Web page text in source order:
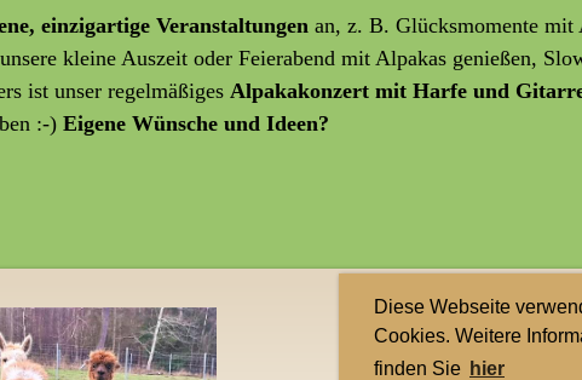
Diese Webseite
Cookies. Weitere
finden Sie hier
einzigartige Veranstaltungen an, z. B. Glücksmomente
kleine Auszeit oder Feierabend mit Alpakas genießen,
ist unser regelmäßiges Alpakakonzert mit Harfe und
:-) Eigene Wünsche und Ideen?
Kontakt